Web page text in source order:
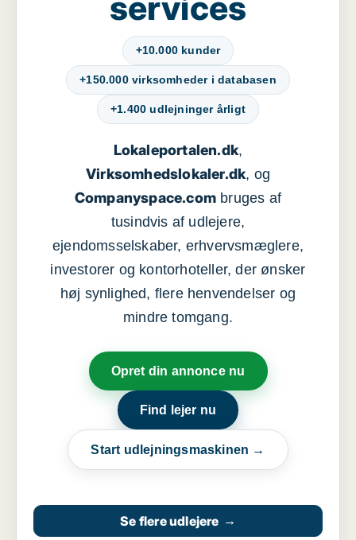
+10.000 kunder
+150.000 virksomheder i databasen
+1.400 udlejninger årligt
Lokaleportalen.dk,
Virksomhedslokaler.dk, og
Companyspace.com bruges af
tusindvis af udlejere,
ejendomsselskaber, erhvervsmæglere,
investorer og kontorhoteller, der ønsker
høj synlighed, flere henvendelser og
mindre tomgang.
Opret din annonce nu
Find lejer nu
Start udlejningsmaskinen →
Se flere udlejere →